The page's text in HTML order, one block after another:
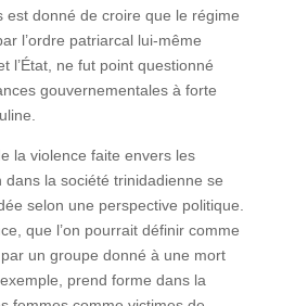
est donné de croire que le régime
l’ordre patriarcal lui-même
l’État, ne fut point questionné
gouvernementales à forte
la violence faite envers les
la société trinidadienne se
selon une perspective politique.
que l’on pourrait définir comme
un groupe donné à une mort
prend forme dans la